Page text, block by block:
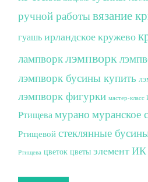
ручной работывязание
гуашьирландское кружево
лампворклэмпворк
лэмпворк бусины купить
лэмпворк фигурки мастер-класс
Ртищевамурано муранское
Ртищевой стеклянные
Ртищева цветок цветы элемент ИК